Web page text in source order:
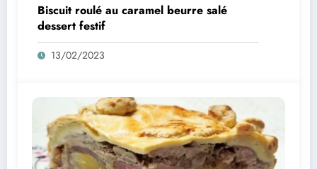
Biscuit roulé au caramel beurre salé
dessert festif
13/02/2023